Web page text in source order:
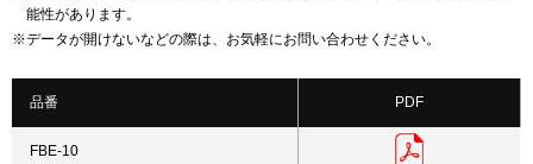
能性があります。
※データが開けないなどの際は、お気軽にお問い合わせください。
品番 PDF
FBE-10